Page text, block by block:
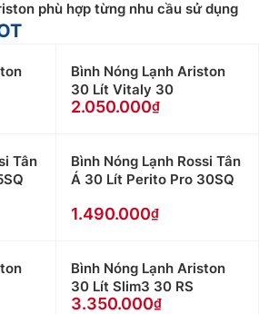
phù hợp từng nhu cầu sử dụng
Bình Nóng Lạnh Ariston
30 Lít Vitaly 30
2.050.000
Tân
Bình Nóng Lạnh Rossi Tân
Á 30 Lít Perito Pro 30SQ
1.490.000
Bình Nóng Lạnh Ariston
30 Lít Slim3 30 RS
3.350.000